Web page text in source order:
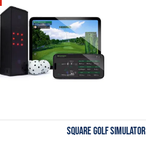
Square Golf Simulator
Anzeigen